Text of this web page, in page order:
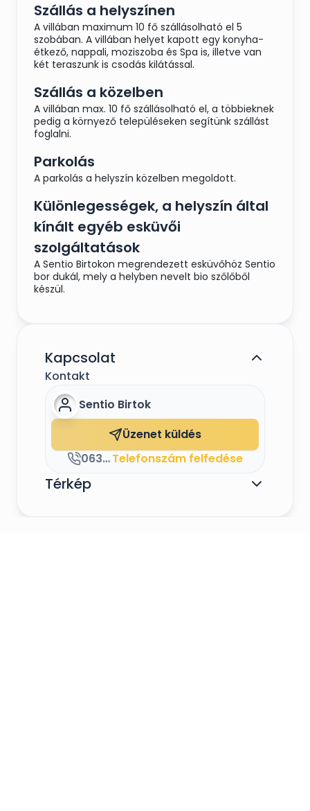
Szállás a helyszínen
A villában maximum 10 fő szállásolható el 5
szobában. A villában helyet kapott egy konyha-
étkező, nappali, moziszoba és Spa is, illetve van
két teraszunk is csodás kilátással.
Szállás a közelben
A villában max. 10 fő szállásolható el, a többieknek
pedig a környező településeken segítünk szállást
foglalni.
Parkolás
A parkolás a helyszín közelben megoldott.
Különlegességek, a helyszín által
kínált egyéb esküvői
szolgáltatások
A Sentio Birtokon megrendezett esküvőhöz Sentio
bor dukál, mely a helyben nevelt bio szőlőből
készül.
Kapcsolat
Kontakt
Sentio Birtok
Üzenet küldés
0630/6008187Telefonszám felfedése
Térkép